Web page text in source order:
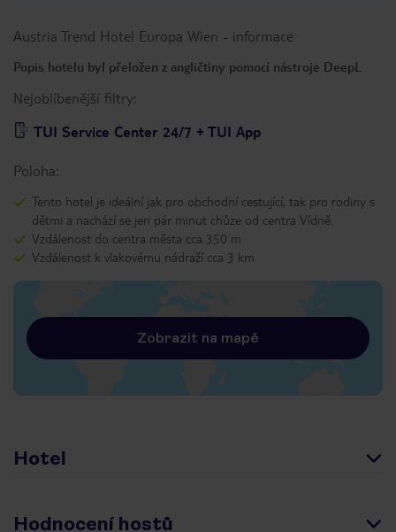
Austria Trend Hotel Europa Wien - informace
Popis hotelu byl přeložen z angličtiny pomocí nástroje DeepL
Nejoblíbenější filtry:
TUI Service Center 24/7 + TUI App
Poloha:
Tento hotel je ideální jak pro obchodní cestující, tak pro rodiny s
dětmi a nachází se jen pár minut chůze od centra Vídně.
Vzdálenost do centra města cca 350 m
Vzdálenost k vlakovému nádraží cca 3 km
Zobrazit na mapě
Hotel
Hodnocení hostů